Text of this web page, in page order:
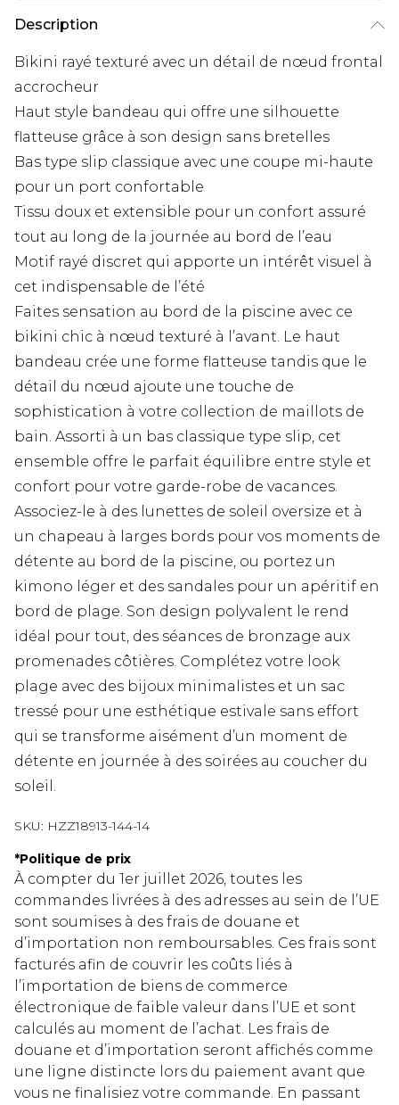
Description
Bikini rayé texturé avec un détail de nœud frontal
accrocheur
Haut style bandeau qui offre une silhouette
flatteuse grâce à son design sans bretelles
Bas type slip classique avec une coupe mi-haute
pour un port confortable
Tissu doux et extensible pour un confort assuré
tout au long de la journée au bord de l’eau
Motif rayé discret qui apporte un intérêt visuel à
cet indispensable de l’été
Faites sensation au bord de la piscine avec ce
bikini chic à nœud texturé à l’avant. Le haut
bandeau crée une forme flatteuse tandis que le
détail du nœud ajoute une touche de
sophistication à votre collection de maillots de
bain. Assorti à un bas classique type slip, cet
ensemble offre le parfait équilibre entre style et
confort pour votre garde-robe de vacances.
Associez-le à des lunettes de soleil oversize et à
un chapeau à larges bords pour vos moments de
détente au bord de la piscine, ou portez un
kimono léger et des sandales pour un apéritif en
bord de plage. Son design polyvalent le rend
idéal pour tout, des séances de bronzage aux
promenades côtières. Complétez votre look
plage avec des bijoux minimalistes et un sac
tressé pour une esthétique estivale sans effort
qui se transforme aisément d’un moment de
détente en journée à des soirées au coucher du
soleil.
SKU: HZZ18913-144-14
*Politique de prix
À compter du 1er juillet 2026, toutes les
commandes livrées à des adresses au sein de l’UE
sont soumises à des frais de douane et
d’importation non remboursables. Ces frais sont
facturés afin de couvrir les coûts liés à
l’importation de biens de commerce
électronique de faible valeur dans l’UE et sont
calculés au moment de l’achat. Les frais de
douane et d’importation seront affichés comme
une ligne distincte lors du paiement avant que
vous ne finalisiez votre commande. En passant